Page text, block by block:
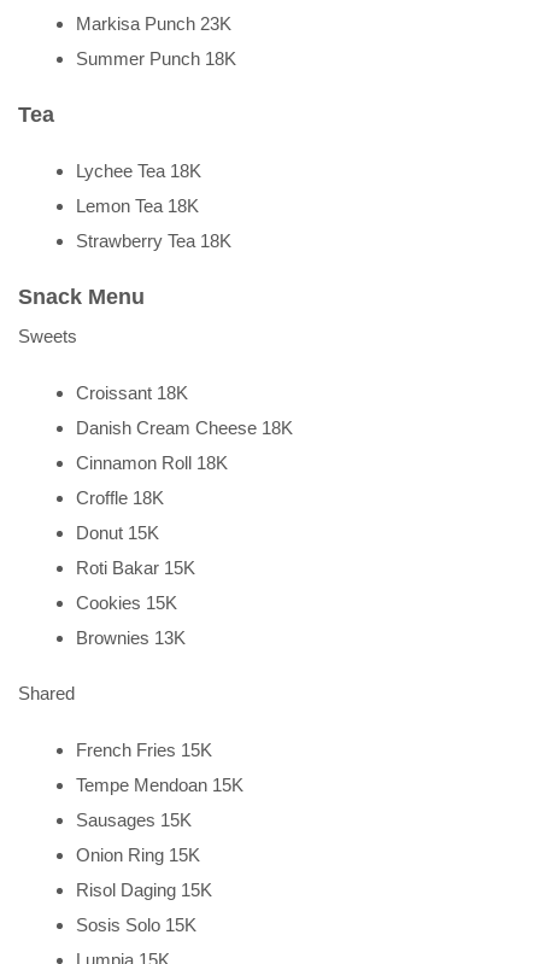
Markisa Punch 23K
Summer Punch 18K
Tea
Lychee Tea 18K
Lemon Tea 18K
Strawberry Tea 18K
Snack Menu
Sweets
Croissant 18K
Danish Cream Cheese 18K
Cinnamon Roll 18K
Croffle 18K
Donut 15K
Roti Bakar 15K
Cookies 15K
Brownies 13K
Shared
French Fries 15K
Tempe Mendoan 15K
Sausages 15K
Onion Ring 15K
Risol Daging 15K
Sosis Solo 15K